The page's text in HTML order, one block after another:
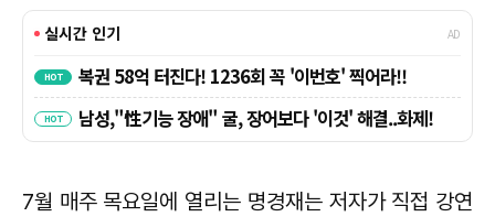
7월 매주 목요일에 열리는 명경재는 저자가 직접 강연